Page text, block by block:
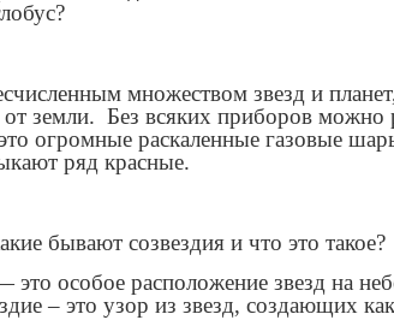
множеством звезд и
от земли. Без всяких приборов можно
огромные раскаленные газовые
ряд красные.
бывают созвездия и что это такое?
особое расположение звезд на
– это узор из звезд, создающих